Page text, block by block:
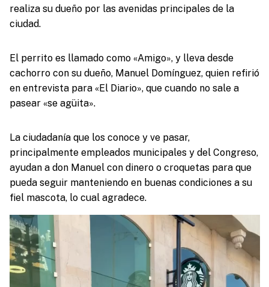
realiza su dueño por las avenidas principales de la
ciudad.
El perrito es llamado como «Amigo», y lleva desde
cachorro con su dueño, Manuel Domínguez, quien refirió
en entrevista para «El Diario», que cuando no sale a
pasear «se agüita».
La ciudadanía que los conoce y ve pasar,
principalmente empleados municipales y del Congreso,
ayudan a don Manuel con dinero o croquetas para que
pueda seguir manteniendo en buenas condiciones a su
fiel mascota, lo cual agradece.